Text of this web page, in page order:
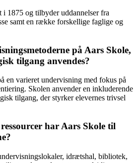
1875 og tilbyder uddannelser fra
samt en række forskellige faglige og
på Aars Skole,
tilgang anvendes?
en varieret undervisning med fokus på
Skolen anvender en inkluderende
tilgang, der styrker elevernes trivsel
har Aars Skole til
idrætshal, bibliotek,